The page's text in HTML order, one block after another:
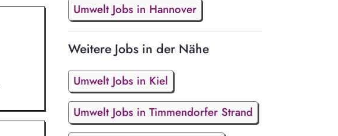
Umwelt Jobs in Hannover
Weitere Jobs in der Nähe
Umwelt Jobs in Kiel
Umwelt Jobs in Timmendorfer Strand